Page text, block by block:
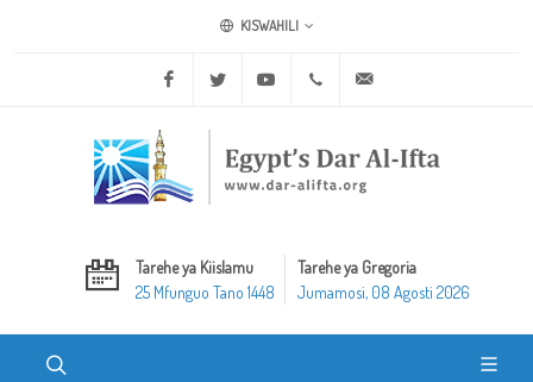
KISWAHILI
Facebook Twitter Youtube +20 2 25970400
Tarehe ya Kiislamu
25 Mfunguo Tano 1448
Tarehe ya Gregoria
Jumamosi, 08 Agosti 2026